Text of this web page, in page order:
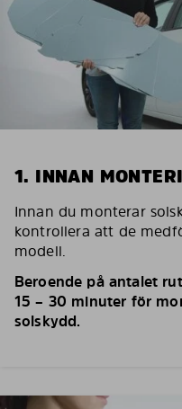
1. INNAN
Innan du monterar
kontrollera att de
modell.
Beroende på antalet
15 – 30 minuter för
solskydd.